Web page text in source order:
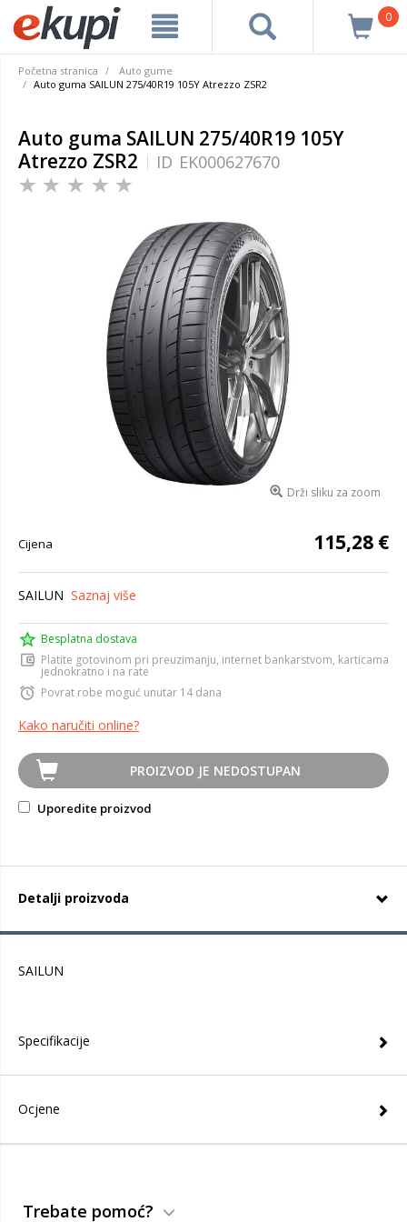
0
Početna stranica
Auto gume
Auto guma SAILUN 275/40R19 105Y Atrezzo ZSR2
Auto guma SAILUN 275/40R19 105Y
Atrezzo ZSR2
ID EK000627670
Drži sliku za zoom
Cijena 115,28 €
SAILUN Saznaj više
Besplatna dostava
Platite gotovinom pri preuzimanju, internet bankarstvom, karticama
jednokratno i na rate
Povrat robe moguć unutar 14 dana
Kako naručiti online?
PROIZVOD JE NEDOSTUPAN
Uporedite proizvod
Detalji proizvoda
SAILUN
Specifikacije
Ocjene
Trebate pomoć?